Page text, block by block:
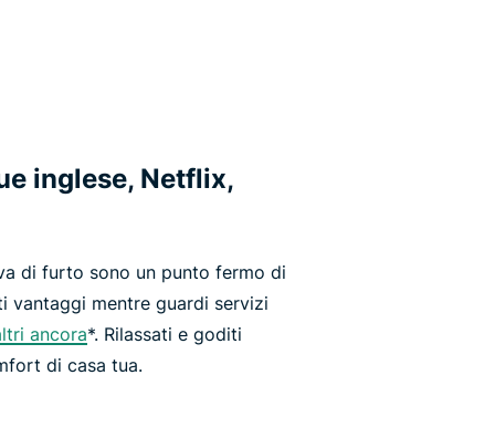
inglese, Netflix,
di furto sono un punto fermo di
vantaggi mentre guardi servizi
ancora*. Rilassati e goditi
di casa tua.